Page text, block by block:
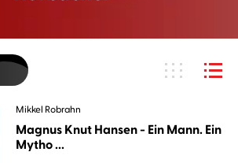
Mikkel Robrahn
Magnus Knut Hansen - Ein Mann. Ein
Mytho ...